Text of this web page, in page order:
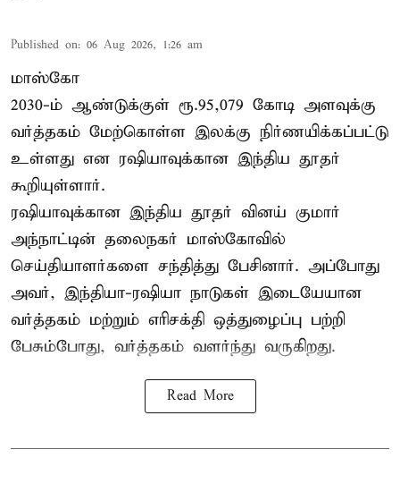
Published on: 06 Aug 2026, 1:26 am
மாஸ்கோ
2030-ம் ஆண்டுக்குள் ரூ.95,079 கோடி அளவுக்கு
வர்த்தகம் மேற்கொள்ள இலக்கு நிர்ணயிக்கப்பட்டு
உள்ளது என ரஷியாவுக்கான இந்திய தூதர்
கூறியுள்ளார்.
ரஷியாவுக்கான இந்திய தூதர் வினய் குமார்
அந்நாட்டின் தலைநகர் மாஸ்கோவில்
செய்தியாளர்களை சந்தித்து பேசினார். அப்போது
அவர், இந்தியா-ரஷியா நாடுகள் இடையேயான
வர்த்தகம் மற்றும் எரிசக்தி ஒத்துழைப்பு பற்றி
பேசும்போது, வர்த்தகம் வளர்ந்து வருகிறது.
Read More